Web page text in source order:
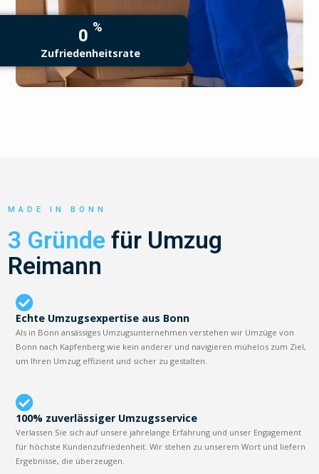
0 %
Zufriedenheitsrate
MADE IN BONN
3 Gründe für Umzug
Reimann
Echte Umzugsexpertise aus Bonn
Als in Bonn ansässiges Umzugsunternehmen verstehen wir Umzüge von
Bonn nach Kapfenberg wie kein anderer und navigieren mühelos zum Ziel,
um Ihren Umzug effizient und sicher zu gestalten.
100% zuverlässiger Umzugsservice
Verlassen Sie sich auf unsere jahrelange Erfahrung und unser Engagement
für höchste Kundenzufriedenheit. Wir stehen zu unserem Wort und liefern
Ergebnisse, die überzeugen.